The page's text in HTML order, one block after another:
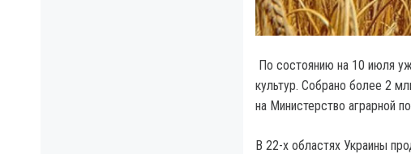
По состоянию на 10 июля
культур. Собрано более 2
на Министерство аграрной
В 22-х областях Украины